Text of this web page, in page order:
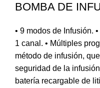
BOMBA DE
• 9 modos de Infusión.
1 canal. • Múltiples
método de infusión,
seguridad de la
batería recargable de